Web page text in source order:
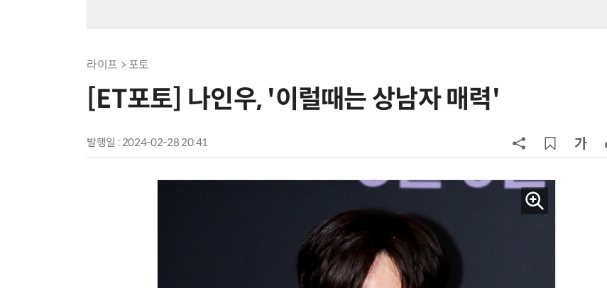
라이프 > 포토
[ET포토] 나인우, '이럴때는 상남자 매력'
발행일 : 2024-02-28 20:41
AI Native Enterprise를 지원하는 AI Ready Data 플랫폼 활용 전략